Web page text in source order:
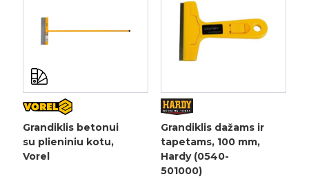
Grandiklis betonui
su plieniniu kotu,
Vorel
Grandiklis dažams ir
tapetams, 100 mm,
Hardy (0540-
501000)